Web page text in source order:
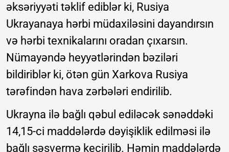
əksəriyyəti təklif ediblər ki, Rusiya
Ukrayanaya hərbi müdaxiləsini dayandırsın
və hərbi texnikalarını oradan çıxarsın.
Nümayəndə heyyətlərindən bəziləri
bildiriblər ki, ötən gün Xarkova Rusiya
tərəfindən hava zərbələri endirilib.
Ukrayna ilə bağlı qəbul ediləcək sənəddəki
14,15-ci maddələrdə dəyişiklik edilməsi ilə
bağlı səsvermə keçirilib. Həmin maddələrdə